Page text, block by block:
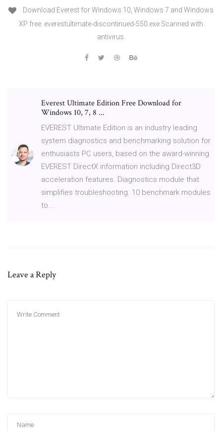
Download Everest for Windows 10, Windows 7 and Windows
XP free. everestultimate-discontinued-550.exe Scanned with
antivirus.
Everest Ultimate Edition Free Download for
Windows 10, 7, 8 ...
EVEREST Ultimate Edition is an industry leading
system diagnostics and benchmarking solution for
enthusiasts PC users, based on the award-winning
EVEREST DirectX information including Direct3D
acceleration features. Diagnostics module that
simplifies troubleshooting. 10 benchmark modules
to...
Leave a Reply